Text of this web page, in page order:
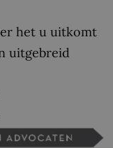
het u uitkomt
uitgebreid